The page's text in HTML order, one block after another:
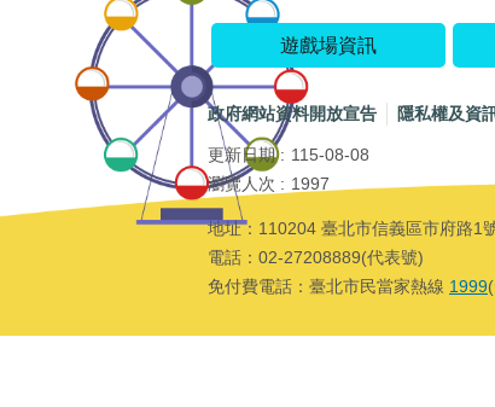
遊戲場資訊
政府網站資料開放宣告 隱私權及資
更新日期
115-08-08
瀏覽人次
1997
地址：110204 臺北市信義區市府路1
電話：02-27208889(代表號)
免付費電話：臺北市民當家熱線 1999